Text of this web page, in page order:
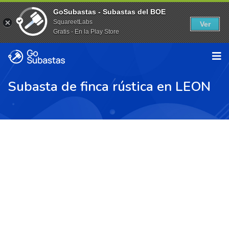
Subasta de finca rústica en LEON
GoSubastas - Subastas del BOE
SquareetLabs
Gratis - En la Play Store
Ver